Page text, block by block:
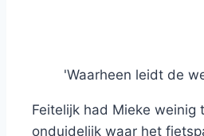
'Waarheen leidt de
Feitelijk had Mieke
onduidelijk waar het